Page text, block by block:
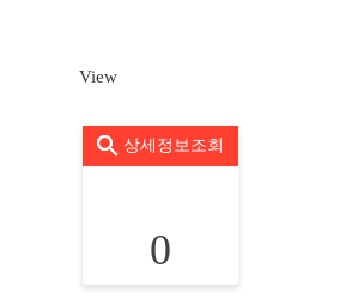
View
상세정보조회
0